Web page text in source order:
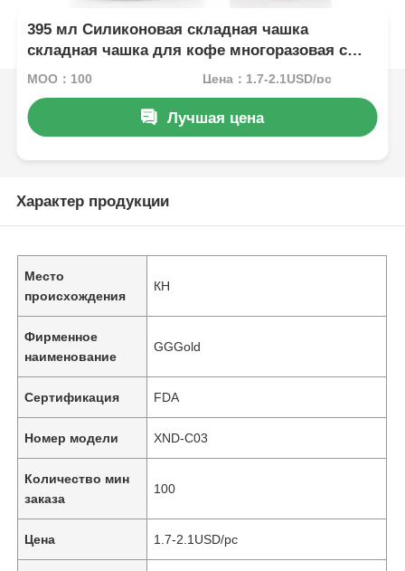
395 мл Силиконовая складная чашка
складная чашка для кофе многоразовая с
крышкой
MOQ：100 Цена：1.7-2.1USD/pc
Лучшая цена
Характер продукции
Место
происхождения
КН
Фирменное
наименование
GGGold
Сертификация FDA
Номер модели XND-C03
Количество мин
заказа
100
Цена 1.7-2.1USD/pc